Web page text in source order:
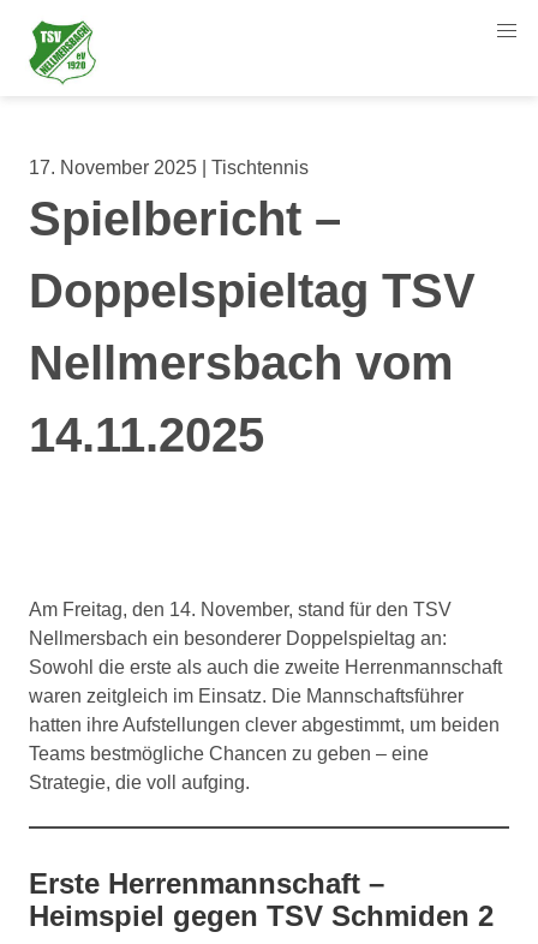
17. November 2025 | Tischtennis
Spielbericht –
Doppelspieltag TSV
Nellmersbach vom
14.11.2025
Am Freitag, den 14. November, stand für den TSV
Nellmersbach ein besonderer Doppelspieltag an:
Sowohl die erste als auch die zweite Herrenmannschaft
waren zeitgleich im Einsatz. Die Mannschaftsführer
hatten ihre Aufstellungen clever abgestimmt, um beiden
Teams bestmögliche Chancen zu geben – eine
Strategie, die voll aufging.
Erste Herrenmannschaft –
Heimspiel gegen TSV Schmiden 2